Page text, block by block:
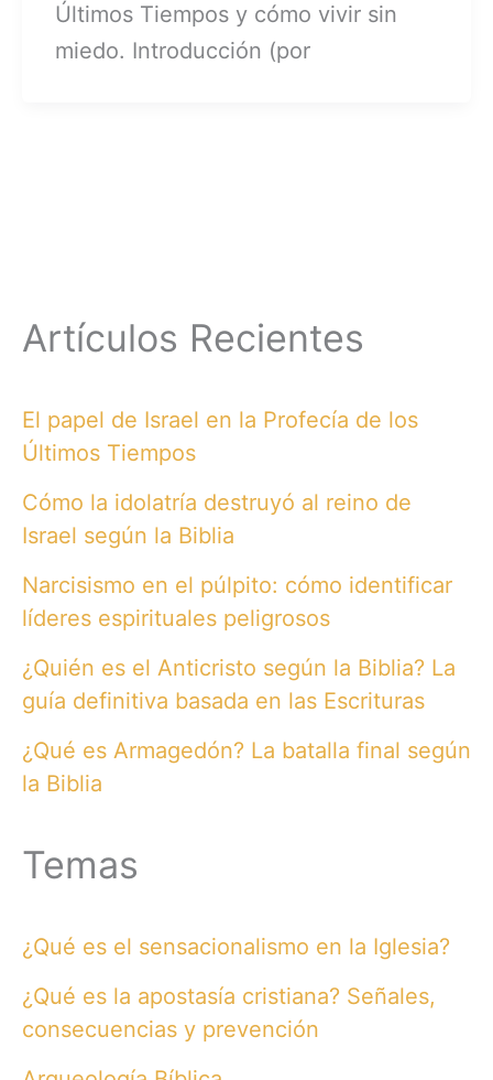
Últimos Tiempos y cómo vivir sin
miedo. Introducción (por
Artículos Recientes
El papel de Israel en la Profecía de los
Últimos Tiempos
Cómo la idolatría destruyó al reino de
Israel según la Biblia
Narcisismo en el púlpito: cómo identificar
líderes espirituales peligrosos
¿Quién es el Anticristo según la Biblia? La
guía definitiva basada en las Escrituras
¿Qué es Armagedón? La batalla final según
la Biblia
Temas
¿Qué es el sensacionalismo en la Iglesia?
¿Qué es la apostasía cristiana? Señales,
consecuencias y prevención